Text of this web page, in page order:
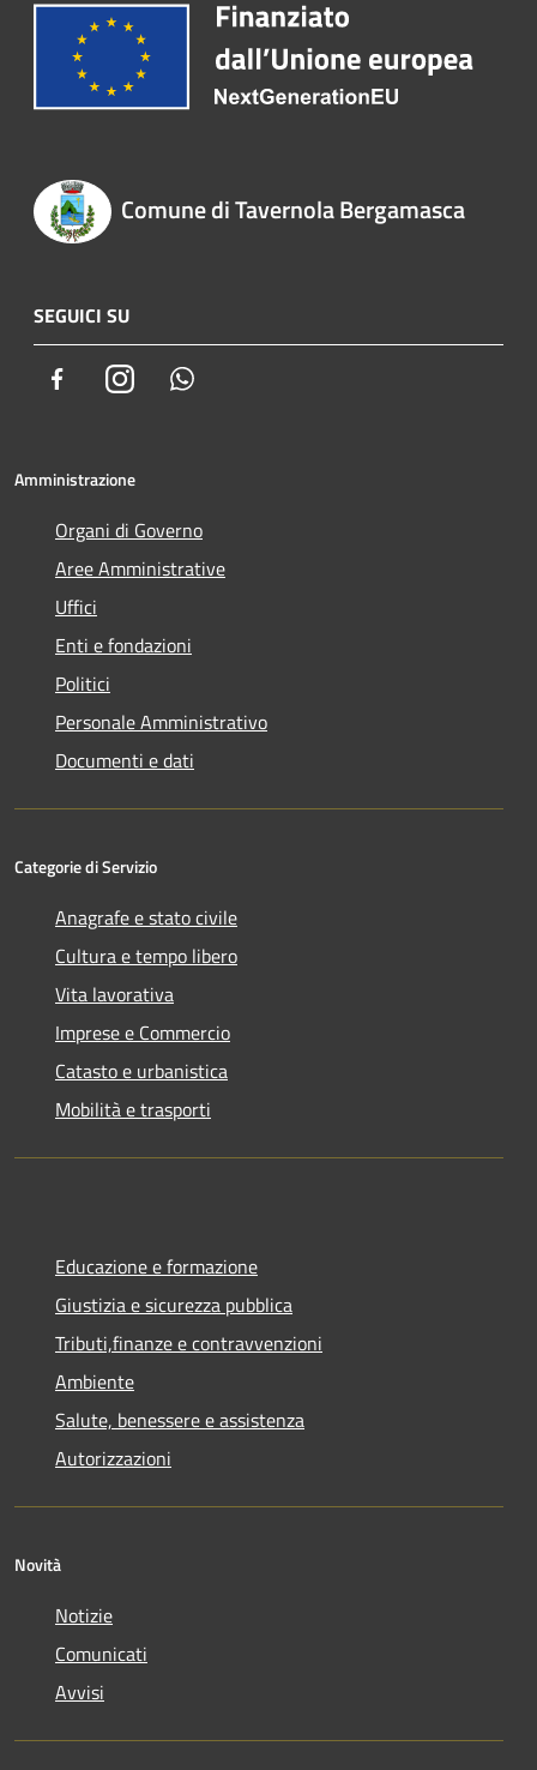
Comune di Tavernola Bergamasca
SEGUICI SU
FacebookInstagram
Amministrazione
Organi di Governo
Aree Amministrative
Uffici
Enti e fondazioni
Politici
Personale Amministrativo
Documenti e dati
Categorie di Servizio
Anagrafe e stato civile
Cultura e tempo libero
Vita lavorativa
Imprese e Commercio
Catasto e urbanistica
Mobilità e trasporti
Educazione e formazione
Giustizia e sicurezza pubblica
Tributi,finanze e contravvenzioni
Ambiente
Salute, benessere e assistenza
Autorizzazioni
Novità
Notizie
Comunicati
Avvisi